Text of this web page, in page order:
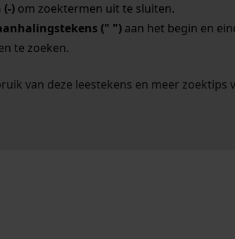
)om zoektermen uit te sluiten.
(" ")aan het begin en
te zoeken.
van deze leestekens en meer zoektips